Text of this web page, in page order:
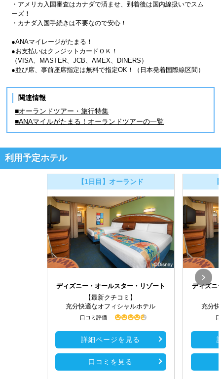
・アメリカ入国審査はカナダで済ませ、到着後は国内線扱いでスム
ーズ！
・カナダ入国手続きは不要なので安心！
●ANAマイレージがたまる！
●お支払いはクレジットカードＯＫ！
（VISA、MASTER、JCB、AMEX、DINERS）
●並び席、事前座席指定は無料で指定OK！（日本発着国際線区間）
関連情報
■オーランドツアー・旅行特集
■ANAマイルがたまる！オーランドツアーの一覧
利用予定ホテル
【1日目】オーランド
ディズニー・オールスター・リゾート
【最新クチコミ】
充分快適なオフィシャルホテル
口コミ評価
詳細ページを見る
口コミを見る
ディズニ
充分